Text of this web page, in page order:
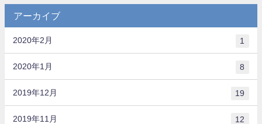
アーカイブ
2020年2月 1
2020年1月 8
2019年12月 19
2019年11月 12